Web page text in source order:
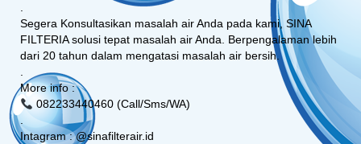
.
Segera Konsultasikan masalah air Anda pada kami, SINA
FILTERIA solusi tepat masalah air Anda. Berpengalaman lebih
dari 20 tahun dalam mengatasi masalah air bersih.
.
More info :
082233440460 (Call/Sms/WA)
.
Intagram : @sinafilterair.id